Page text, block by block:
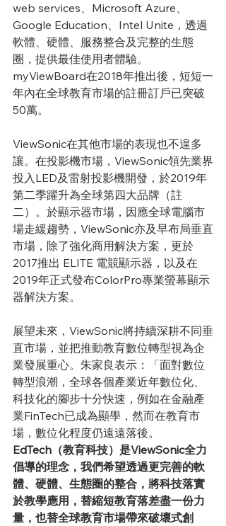
web services、Microsoft Azure、
Google Education、Intel Unite，透過
軟體、硬體、服務整合及完整的生態
圈，提供最佳使用者體驗。
myViewBoard在2018年推出後，短短一
年內在全球教育市場的註冊訂戶已突破
50萬。
ViewSonic在其他市場的表現也不遑多
讓。在投影機市場，ViewSonic領先業界
投入LED及雷射投影機開發，於2019年
第二季躍升為全球第四大品牌（註
二）。於顯示器市場，因應全球電腦市
場走緩趨勢，ViewSonic亦及早布局垂直
市場，除了強化商用解決方案，更於
2017推出 ELITE 電競顯示器，以及在
2019年正式發布ColorPro專業螢幕顯示
器解決方案。
展望未來，ViewSonic將持續深耕不同垂
直市場，並把推動教育數位轉型視為企
業發展重心。朱家良表示：「面對數位
轉型浪潮，全球各個產業近年數位化、
科技化的腳步十分快速，例如在金融產
業FinTech已成為顯學，然而在教育市
場，數位化程度仍遠遠落後。
EdTech（教育科技）是ViewSonic全力
倡導的理念，我們希望透過更完善的軟
體、硬體、生態圈的整合，將科技落實
於教學應用，替縮短教育落差盡一份力
量，也替全球教育市場帶來破壞式創